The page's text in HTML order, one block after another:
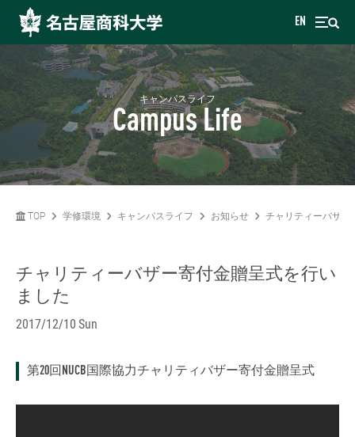
EN
キャンパスライフ
Campus Life
TOP 学修環境 キャンパスライフ お知らせ チャリティーバザー
チャリティーバザー寄付金贈呈式を行い
ました
2017/12/10 Sun
第20回NUCB国際協力チャリティバザー寄付金贈呈式